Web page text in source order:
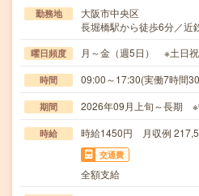
勤務地
大阪市中央区
長堀橋駅から徒歩6分／近
曜日頻度 月～金（週5日） ※土日祝
時間 09:00～17:30(実働7時間
期間 2026年09月上旬～長期
時給 時給1450円 月収例
交通費
全額支給